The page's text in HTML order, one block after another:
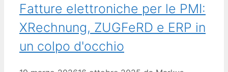
Fatture elettroniche per le PMI:
XRechnung, ZUGFeRD e ERP in
un colpo d'occhio